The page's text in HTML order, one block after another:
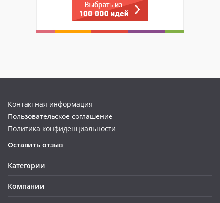
Контактная информация
Пользовательское соглашение
Политика конфиденциальности
Оставить отзыв
Категории
Компании